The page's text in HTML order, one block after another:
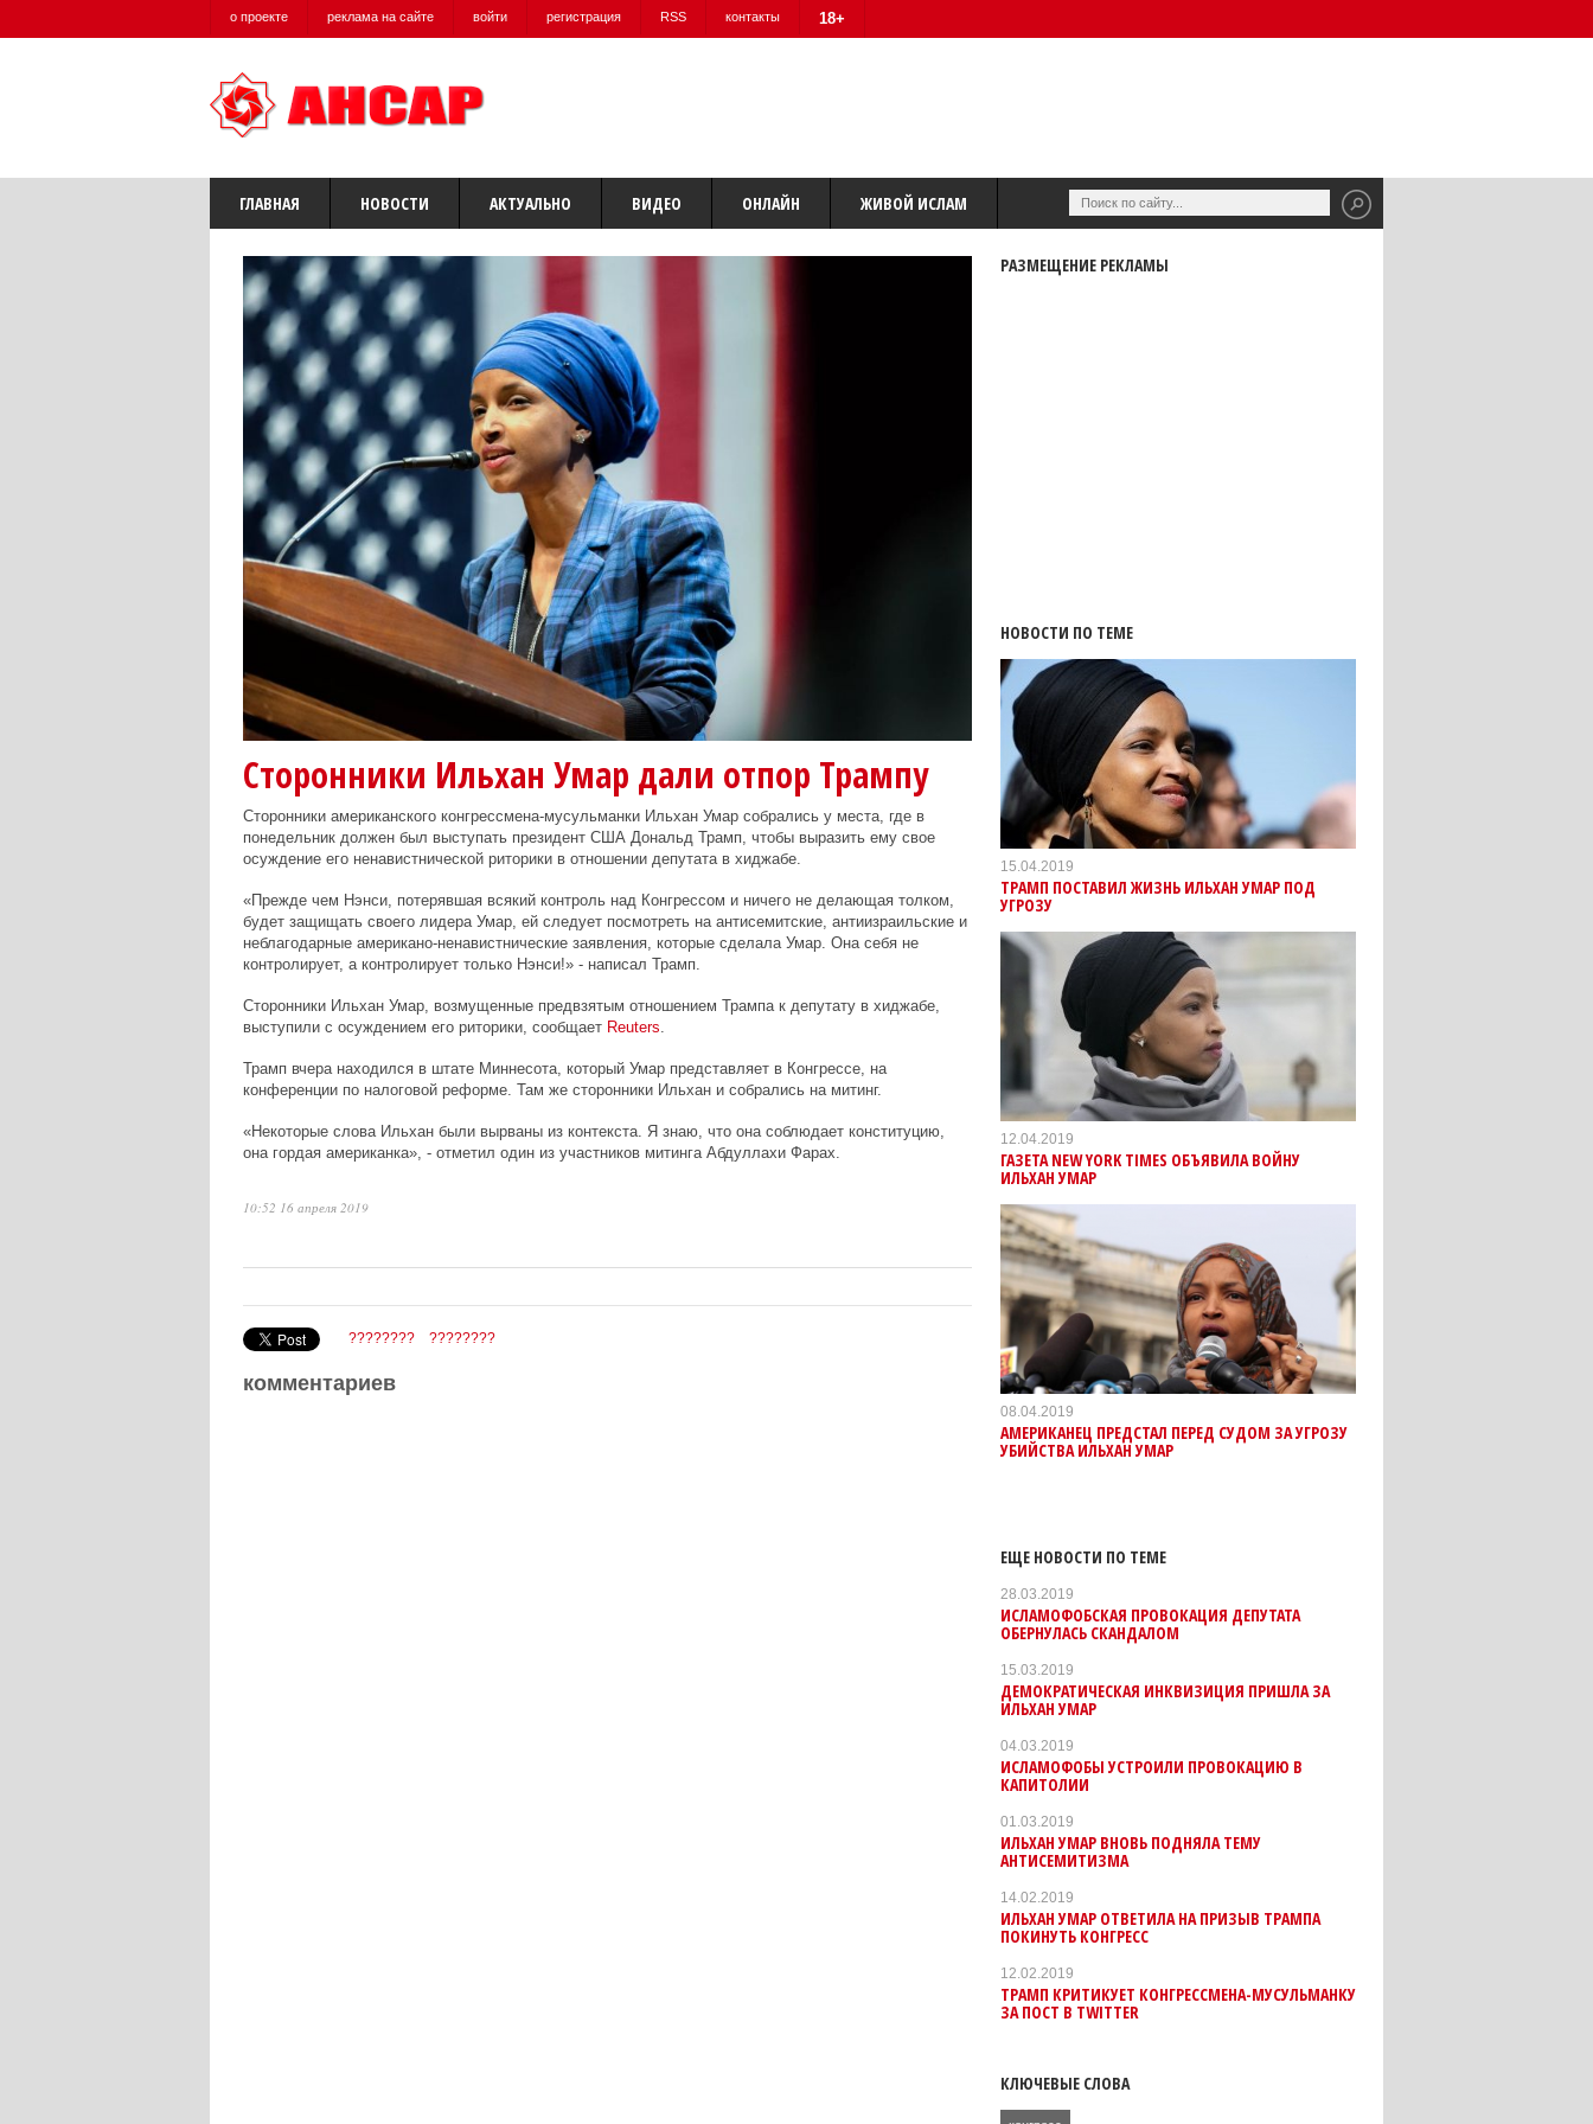
о проекте реклама на сайте войти регистрация RSS контакты 18+
ГЛАВНАЯ НОВОСТИ АКТУАЛЬНО ВИДЕО ОНЛАЙН ЖИВОЙ ИСЛАМ
Сторонники Ильхан Умар дали отпор Трампу
Сторонники американского конгрессмена-мусульманки Ильхан Умар собрались у места, где в
понедельник должен был выступать президент США Дональд Трамп, чтобы выразить ему свое
осуждение его ненавистнической риторики в отношении депутата в хиджабе.
«Прежде чем Нэнси, потерявшая всякий контроль над Конгрессом и ничего не делающая толком,
будет защищать своего лидера Умар, ей следует посмотреть на антисемитские, антиизраильские и
неблагодарные американо-ненавистнические заявления, которые сделала Умар. Она себя не
контролирует, а контролирует только Нэнси!» - написал Трамп.
Сторонники Ильхан Умар, возмущенные предвзятым отношением Трампа к депутату в хиджабе,
выступили с осуждением его риторики, сообщает Reuters.
Трамп вчера находился в штате Миннесота, который Умар представляет в Конгрессе, на
конференции по налоговой реформе. Там же сторонники Ильхан и собрались на митинг.
«Некоторые слова Ильхан были вырваны из контекста. Я знаю, что она соблюдает конституцию,
она гордая американка», - отметил один из участников митинга Абдуллахи Фарах.
10:52 16 апреля 2019
???????? ????????
комментариев
РАЗМЕЩЕНИЕ РЕКЛАМЫ
НОВОСТИ ПО ТЕМЕ
15.04.2019
ТРАМП ПОСТАВИЛ ЖИЗНЬ ИЛЬХАН УМАР ПОД
УГРОЗУ
12.04.2019
ГАЗЕТА NEW YORK TIMES ОБЪЯВИЛА ВОЙНУ
ИЛЬХАН УМАР
08.04.2019
АМЕРИКАНЕЦ ПРЕДСТАЛ ПЕРЕД СУДОМ ЗА УГРОЗУ
УБИЙСТВА ИЛЬХАН УМАР
ЕЩЕ НОВОСТИ ПО ТЕМЕ
28.03.2019
ИСЛАМОФОБСКАЯ ПРОВОКАЦИЯ ДЕПУТАТА
ОБЕРНУЛАСЬ СКАНДАЛОМ
15.03.2019
ДЕМОКРАТИЧЕСКАЯ ИНКВИЗИЦИЯ ПРИШЛА ЗА
ИЛЬХАН УМАР
04.03.2019
ИСЛАМОФОБЫ УСТРОИЛИ ПРОВОКАЦИЮ В
КАПИТОЛИИ
01.03.2019
ИЛЬХАН УМАР ВНОВЬ ПОДНЯЛА ТЕМУ
АНТИСЕМИТИЗМА
14.02.2019
ИЛЬХАН УМАР ОТВЕТИЛА НА ПРИЗЫВ ТРАМПА
ПОКИНУТЬ КОНГРЕСС
12.02.2019
ТРАМП КРИТИКУЕТ КОНГРЕССМЕНА-МУСУЛЬМАНКУ
ЗА ПОСТ В TWITTER
КЛЮЧЕВЫЕ СЛОВА